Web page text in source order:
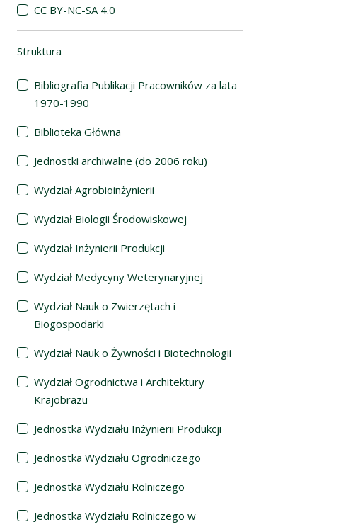
CC BY-NC-SA 4.0
Struktura
Bibliografia Publikacji Pracowników za lata
1970-1990
Biblioteka Główna
Jednostki archiwalne (do 2006 roku)
Wydział Agrobioinżynierii
Wydział Biologii Środowiskowej
Wydział Inżynierii Produkcji
Wydział Medycyny Weterynaryjnej
Wydział Nauk o Zwierzętach i
Biogospodarki
Wydział Nauk o Żywności i Biotechnologii
Wydział Ogrodnictwa i Architektury
Krajobrazu
Jednostka Wydziału Inżynierii Produkcji
Jednostka Wydziału Ogrodniczego
Jednostka Wydziału Rolniczego
Jednostka Wydziału Rolniczego w